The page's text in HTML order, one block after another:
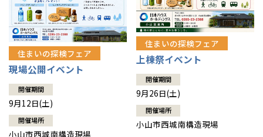
住まいの探検フェア
現場公開イベント
開催期間
9月12日(土)
開催場所
小山市西城南構造現場
住まいの探検フェア
上棟祭イベント
開催期間
9月26日(土)
開催場所
小山市西城南構造現場